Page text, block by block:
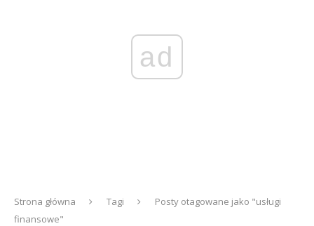
ad
Strona główna Tagi
Posty otagowane jako "usługi
finansowe"